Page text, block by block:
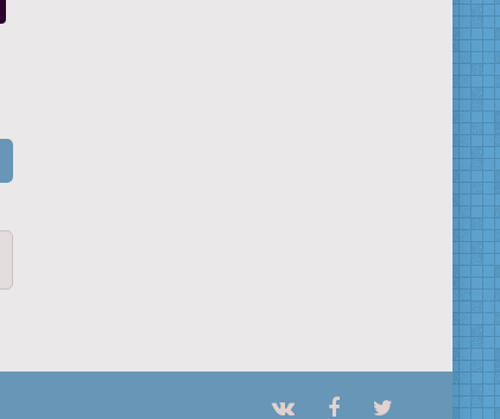
Бахубали:
Рождение
легенды